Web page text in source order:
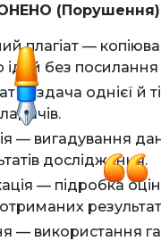
плагіат —
ідей без
— здача однієї й
— вигадування
дослідження.
— підробка
— використання